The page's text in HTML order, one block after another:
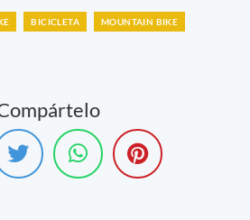
BICICLETA MOUNTAIN BIKE